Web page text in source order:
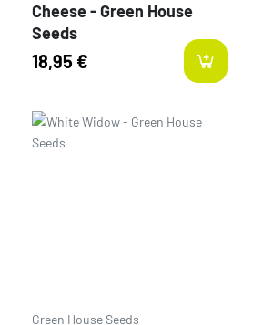
Cheese - Green House
Seeds
18,95 €
Prezzo
Green House Seeds